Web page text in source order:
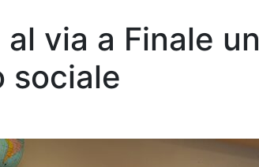
via a Finale un
sociale